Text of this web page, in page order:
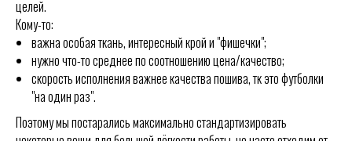
целей.
Кому-то:
важна особая ткань, интересный крой и "фишечки";
нужно что-то среднее по соотношению цена/качество;
скорость исполнения важнее качества пошива, тк это футболки
"на один раз".
Поэтому мы постарались максимально стандартизировать